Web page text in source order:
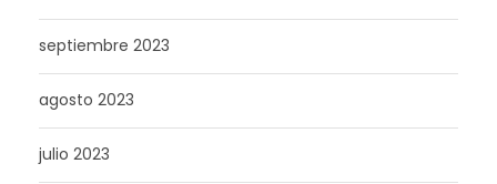
septiembre 2023
agosto 2023
julio 2023